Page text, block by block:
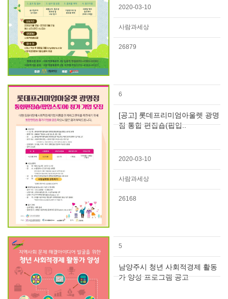
2020-03-10
사람과세상
26879
6
[공고] 롯데프리미엄아울렛 광명
점 통합 편집숍(팝업..
2020-03-10
사람과세상
26168
5
남양주시 청년 사회적경제 활동
가 양성 프로그램 공고